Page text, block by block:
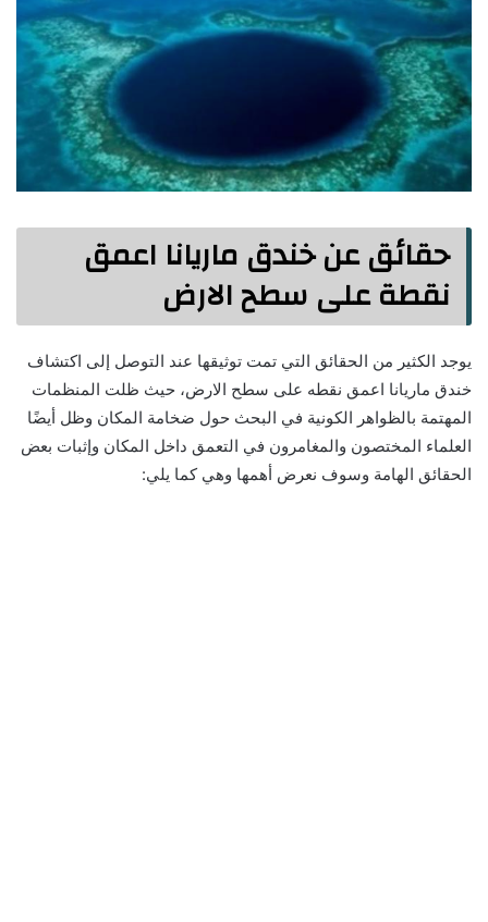
حقائق عن خندق ماريانا اعمق
نقطة على سطح الارض
يوجد الكثير من الحقائق التي تمت توثيقها عند التوصل إلى اكتشاف
خندق ماريانا اعمق نقطه على سطح الارض، حيث ظلت المنظمات
المهتمة بالظواهر الكونية في البحث حول ضخامة المكان وظل أيضًا
العلماء المختصون والمغامرون في التعمق داخل المكان وإثبات بعض
الحقائق الهامة وسوف نعرض أهمها وهي كما يلي: